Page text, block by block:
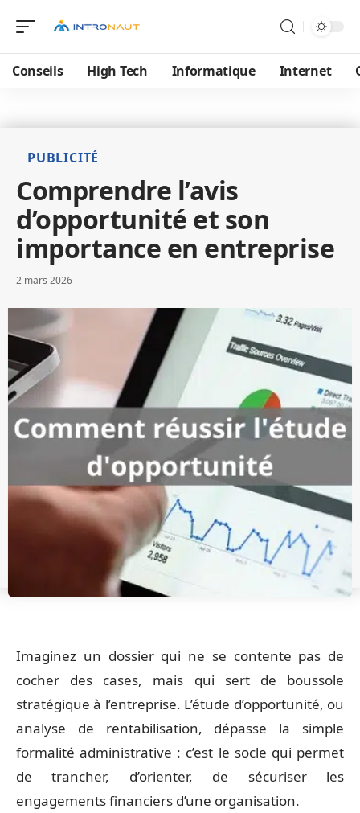
Conseils High Tech Informatique Internet
PUBLICITÉ
Comprendre l’avis
d’opportunité et son
importance en entreprise
2 mars 2026
Imaginez un dossier qui ne se contente pas de
cocher des cases, mais qui sert de boussole
stratégique à l’entreprise. L’étude d’opportunité, ou
analyse de rentabilisation, dépasse la simple
formalité administrative : c’est le socle qui permet
de trancher, d’orienter, de sécuriser les
engagements financiers d’une organisation.